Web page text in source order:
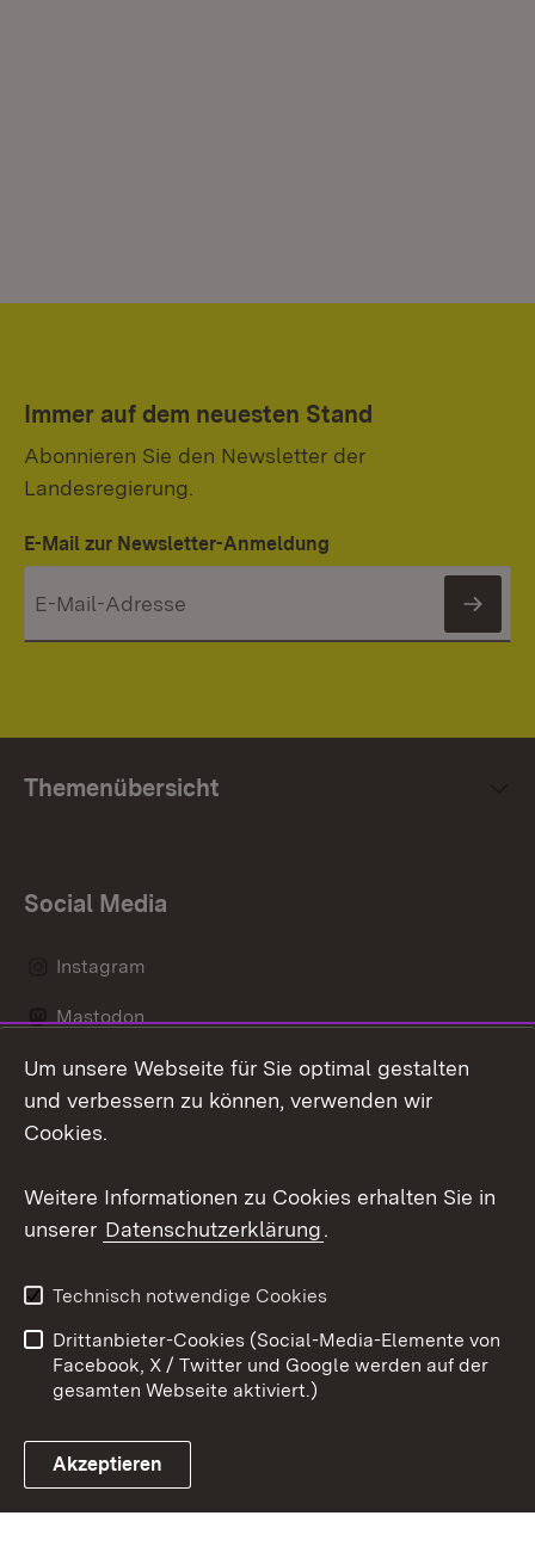
Immer auf dem neuesten Stand
Abonnieren Sie den Newsletter der
Landesregierung.
E-Mail zur Newsletter-Anmeldung
Themenübersicht
Social Media
Instagram
Mastodon
Messenger
Link zum Landesportal
Kontakt
Impressum
Cookies
Um unsere Webseite für Sie optimal gestalten
und verbessern zu können, verwenden wir
Cookies.
Weitere Informationen zu Cookies erhalten Sie in
unserer Datenschutzerklärung.
Technisch notwendige Cookies
Drittanbieter-Cookies (Social-Media-Elemente von
Facebook, X / Twitter und Google werden auf der
gesamten Webseite aktiviert.)
Akzeptieren